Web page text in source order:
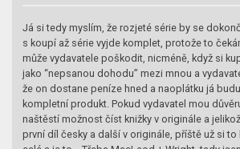
Já si tedy myslím, že rozjeté série by se
s koupí až série vyjde komplet, protože to
může vydavatele poškodit, nicméně, když si
jako “nepsanou dohodu” mezi mnou a
že on dostane peníze hned a naoplátku já
kompletní produkt. Pokud vydavatel mou
naštěstí možnost číst knižky v originále a
první díl česky a další v originále, příště už si